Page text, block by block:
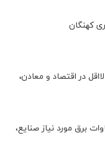
کهنگان
در اقتصاد و معادن،
برق مورد نیاز صنایع،